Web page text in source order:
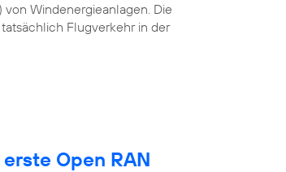
Windenergieanlagen. Die
Flugverkehr in der
Open RAN